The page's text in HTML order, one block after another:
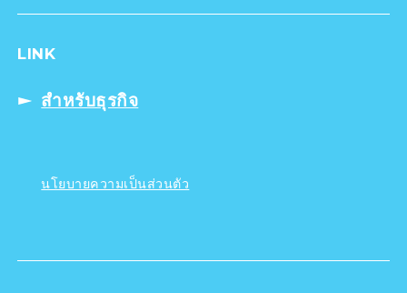
LINK
สำหรับธุรกิจ
นโยบายความเป็นส่วนตัว